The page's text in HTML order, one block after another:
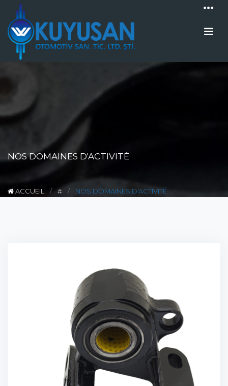
NOS DOMAINES D'ACTIVITÉ
ACCUEIL # NOS DOMAINES D'ACTIVITÉ